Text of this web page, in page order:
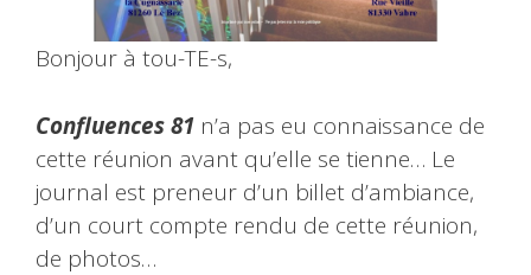
Bonjour à tou-TE-s,
Confluences 81 n’a pas eu connaissance de
cette réunion avant qu’elle se tienne… Le
journal est preneur d’un billet d’ambiance,
d’un court compte rendu de cette réunion,
de photos…